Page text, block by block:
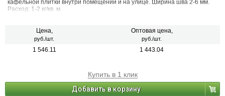
кафельной плитки внутри помещений и на улице. Ширина шва 2-6 мм.
Расход: 1-2 кг/кв. м.
Цена,
руб./шт.
Оптовая цена,
руб./шт.
1 546.11 1 443.04
Купить в 1 клик
Добавить в корзину